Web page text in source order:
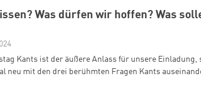
Was dürfen wir hoffen? Was
Kants ist der äußere Anlass für unsere Einladung,
neu mit den drei berühmten Fragen Kants